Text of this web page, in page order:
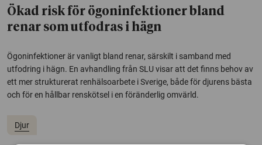
Ökad risk för ögoninfektioner bland
renar som utfodras i hägn
Ögoninfektioner är vanligt bland renar, särskilt i samband med
utfodring i hägn. En avhandling från SLU visar att det finns behov av
ett mer strukturerat renhälsoarbete i Sverige, både för djurens bästa
och för en hållbar renskötsel i en föränderlig omvärld.
Djur